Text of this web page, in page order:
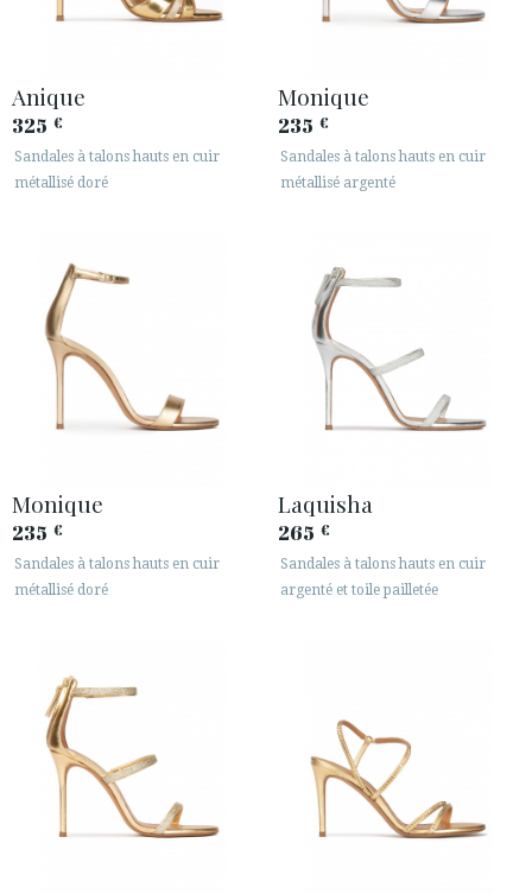
Anique
325 €
Sandales à talons hauts en cuir
métallisé doré
Monique
235 €
Sandales à talons hauts en cuir
métallisé argenté
Monique
235 €
Sandales à talons hauts en cuir
métallisé doré
Laquisha
265 €
Sandales à talons hauts en cuir
argenté et toile pailletée